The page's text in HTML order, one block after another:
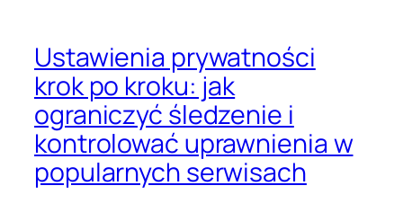
Ustawienia prywatności
krok po kroku: jak
ograniczyć śledzenie i
kontrolować uprawnienia w
popularnych serwisach